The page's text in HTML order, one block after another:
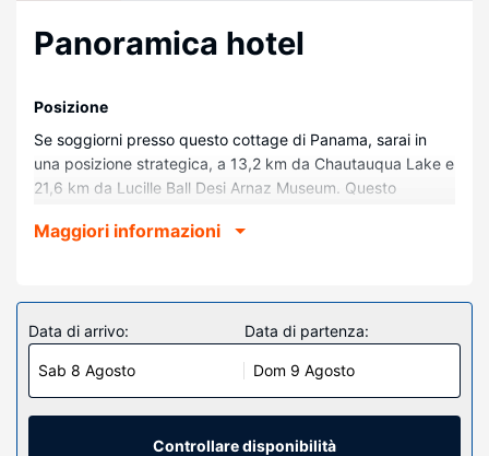
Panoramica hotel
Posizione
Se soggiorni presso questo cottage di Panama, sarai in
una posizione strategica, a 13,2 km da Chautauqua Lake e
21,6 km da Lucille Ball Desi Arnaz Museum. Questo
Lakewood Golf Center.
Questo cottage vanta un caminetto e molto altro ancora.
Troverai anche una cucina con un forno, un piano cottura e
un microonde. A tua disposizione avrai anche una lavatrice
e un ventilatore a soffitto.
Avrai a disposizone utili servizi come il Wi-Fi gratuito e
Maggiori informazioni
Data di arrivo:
Sab 8 Agosto
Data di partenza:
Dom 9 Agosto
Controllare disponibilità